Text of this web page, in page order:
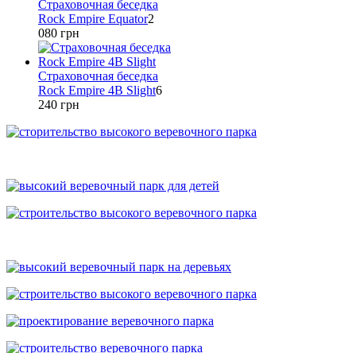
Страховочная беседка
Rock Empire Equator2
080 грн
Страховочная беседка
Rock Empire 4B Slight6
240 грн